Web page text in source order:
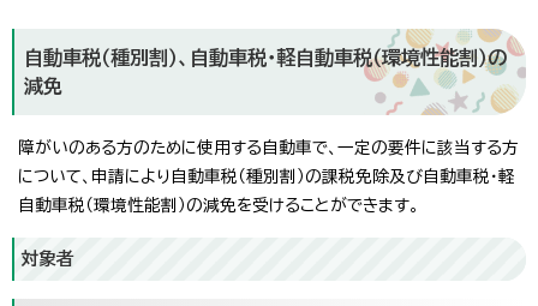
自動車税（種別割）、自動車税・軽自動車税（環境性能割）の
減免
障がいのある方のために使用する自動車で、一定の要件に該当する方
について、申請により自動車税（種別割）の課税免除及び自動車税・軽
自動車税（環境性能割）の減免を受けることができます。
対象者